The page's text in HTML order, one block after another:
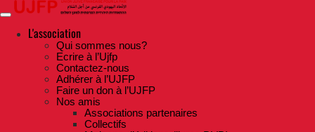
Skip
to
contentL'association
Qui sommes nous?
Ecrire à l’Ujfp
Contactez-nous
Adhérer à l’UJFP
Faire un don à l’UJFP
Nos amis
Associations partenaires
Collectifs